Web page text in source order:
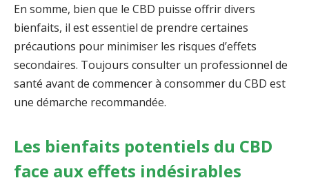
En somme, bien que le CBD puisse offrir divers
bienfaits, il est essentiel de prendre certaines
précautions pour minimiser les risques d’effets
secondaires. Toujours consulter un professionnel de
santé avant de commencer à consommer du CBD est
une démarche recommandée.
Les bienfaits potentiels du CBD
face aux effets indésirables